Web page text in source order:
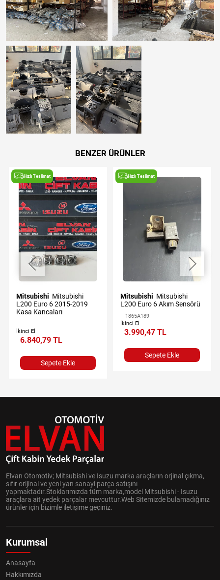
BENZER ÜRÜNLER
Hızlı Teslimat
Mitsubishi
L200 Euro 6 2015-2019
Kasa Kancaları
İkinci El
6.840,79 TL
Sepete Ekle
Hızlı Teslimat
Mitsubishi
L200 Euro 6 Akım Sensörü
1865A189
İkinci El
3.990,47 TL
Sepete Ekle
Elvan Otomotiv; Mitsubishi ve Isuzu marka araçların orjinal çıkma,
sıfır orijinal ve yeni yan sanayi parça satışını
yapmaktadır.Stoklarımızda tüm marka,model Mitsubishi - Isuzu
araçlara ait yedek parçalar mevcuttur.Web Sitemizde bulamadığınız
ürünler için bizimle iletişime geçiniz.
Kurumsal
Anasayfa
Hakkımızda